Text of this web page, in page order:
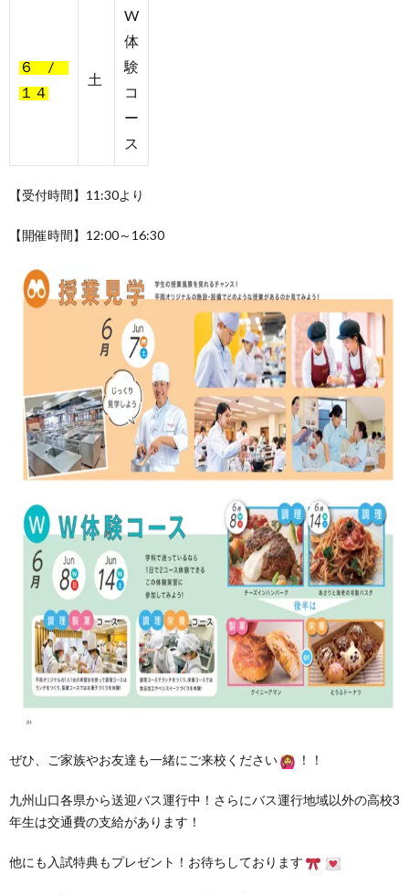
６ /
１４
土
W
体
験
コ
ー
ス
【受付時間】11:30より
【開催時間】12:00～16:30
ぜひ、ご家族やお友達も一緒にご来校ください ！！
九州山口各県から送迎バス運行中！さらにバス運行地域以外の高校3
年生は交通費の支給があります！
他にも入試特典もプレゼント！お待ちしております